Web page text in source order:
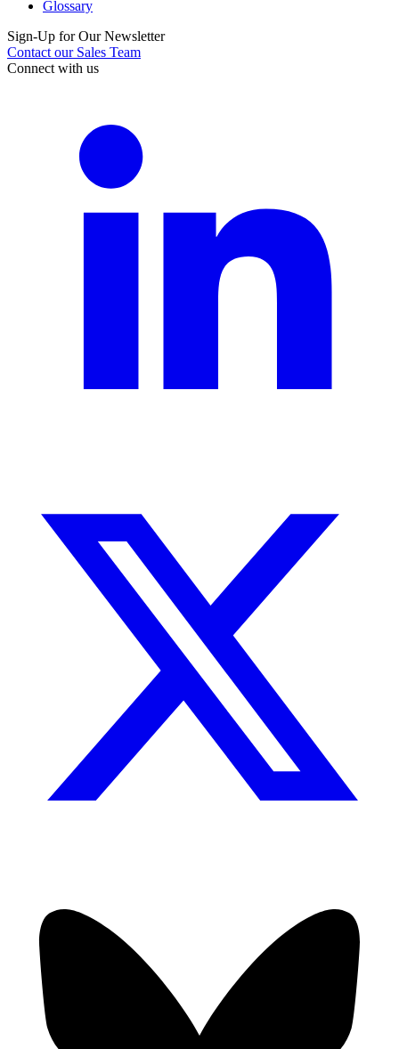
Glossary
Sign-Up for Our Newsletter
Contact our Sales Team
Connect with us